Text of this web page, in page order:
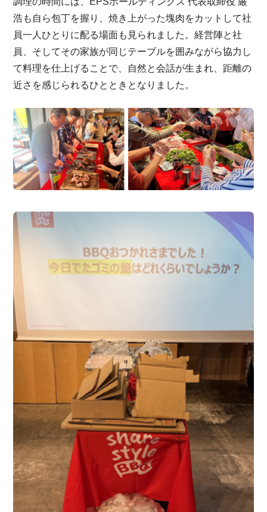
浩も自ら包丁を握り、焼き上がった塊肉をカットして社
員一人ひとりに配る場面も見られました。経営陣と社
員、そしてその家族が同じテーブルを囲みながら協力し
て料理を仕上げることで、自然と会話が生まれ、距離の
近さを感じられるひとときとなりました。